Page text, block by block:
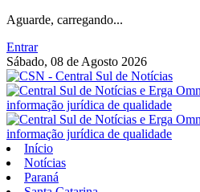
Aguarde, carregando...
Entrar
Sábado, 08 de Agosto 2026
Início
Notícias
Paraná